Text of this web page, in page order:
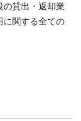
の貸出・返却業
に関する全ての